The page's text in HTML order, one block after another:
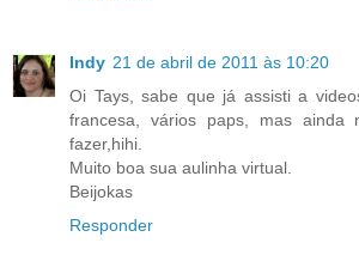
Indy 21 de abril de 2011 às 10:20
Oi Tays, sabe que já assisti a
francesa, vários paps, mas ainda
fazer,hihi.
Muito boa sua aulinha virtual.
Beijokas
Responder